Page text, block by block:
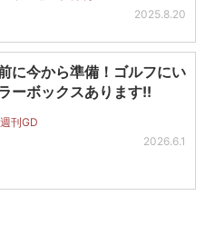
2025.8.20
に今から準備！ゴルフにい
ーボックスあります!!
刊GD
2026.6.1